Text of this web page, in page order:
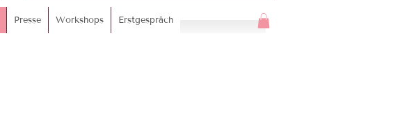
Presse Workshops Erstgespräch